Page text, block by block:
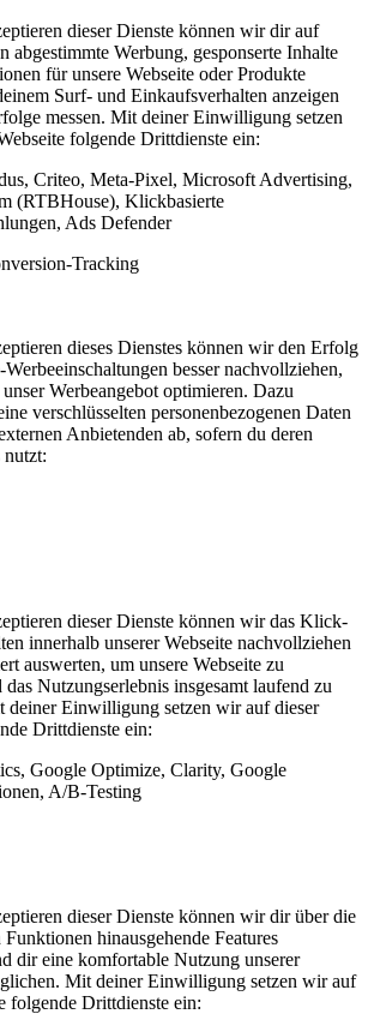
dieser Dienste können wir dir auf
abgestimmte Werbung, gesponserte Inhalte
für unsere Webseite oder Produkte
Surf- und Einkaufsverhalten anzeigen
messen. Mit deiner Einwilligung setzen
folgende Drittdienste ein:
Criteo, Meta-Pixel, Microsoft Advertising,
(RTBHouse), Klickbasierte
Ads Defender
Tracking
dieses Dienstes können wir den Erfolg
besser nachvollziehen,
Werbeangebot optimieren. Dazu
verschlüsselten personenbezogenen Daten
Anbietenden ab, sofern du deren
nutzt:
dieser Dienste können wir das Klick-
innerhalb unserer Webseite nachvollziehen
auswerten, um unsere Webseite zu
Nutzungserlebnis insgesamt laufend zu
deiner Einwilligung setzen wir auf dieser
Drittdienste ein:
Google Optimize, Clarity, Google
A/B-Testing
dieser Dienste können wir dir über die
Funktionen hinausgehende Features
dir eine komfortable Nutzung unserer
Mit deiner Einwilligung setzen wir auf
folgende Drittdienste ein: